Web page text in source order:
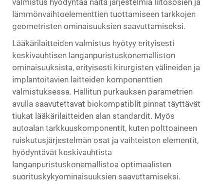
lämmönvaihtoelementtien tuottamiseen tarkkojen
geometristen ominaisuuksien saavuttamiseksi.
Lääkärilaitteiden valmistus hyötyy erityisesti
keskivauhtisen langanpuristuskonemalliston
ominaisuuksista, erityisesti kirurgisten välineiden ja
implantoitavien laitteiden komponenttien
valmistuksessa. Hallitun purkauksen parametrien
avulla saavutettavat biokompatiblit pinnat täyttävät
tiukat lääkärilaitteiden alan standardit. Myös
autoalan tarkkuuskomponentit, kuten polttoaineen
ruiskutusjärjestelmän osat ja vaihteiston elementit,
hyödyntävät keskivauhtista
langanpuristuskonemallistoa optimaalisten
suorituskykyominaisuuksien saavuttamiseksi.